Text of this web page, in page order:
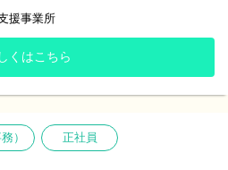
できる環境です！
！
出勤年3～4回あり
フバランス◎
援事業所
くはこちら
） 正社員